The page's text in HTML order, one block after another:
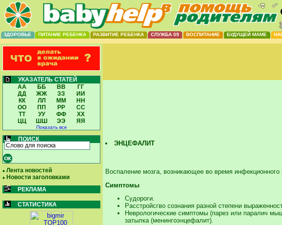
ЗДОРОВЬЕ ПИТАНИЕ РЕБЕНКА РАЗВИТИЕ РЕБЕНКА СЛУЖБА 09 ВОСПИТАНИЕ БУДУЩЕЙ МАМЕ
УКАЗАТЕЛЬ СТАТЕЙ
АА
ББ ВВ
ГГ
ДД
ЖЖ ЗЗ
ИИ
КК
ЛЛ ММ
НН
ОО
ПП РР
СС
ТТ
УУ ФФ
ХХ
ЦЦ
ШШ ЭЭ ЯЯ
Показать все
ПОИСК
Лента новостей
Новости заголовками
РЕКЛАМА
СТАТИСТИКА
ЭНЦЕФАЛИТ
Воспаление мозга, возникающее во время
Симптомы
Судороги.
Расстройсгво сознания разной степени
Неврологические симптомы (парез или паралич
затылка (менингоэнцефалит).